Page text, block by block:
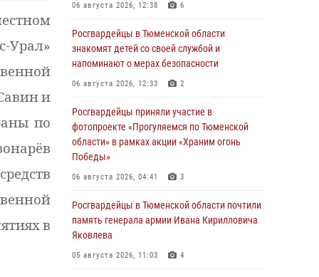
Урал»
и
по
в
06 августа 2026, 12:38 6
Росгвардейцы в Тюменской области
знакомят детей со своей службой и
напоминают о мерах безопасности
06 августа 2026, 12:33 2
Росгвардейцы приняли участие в
фотопроекте «Прогуляемся по Тюменской
области» в рамках акции «Храним огонь
Победы»
06 августа 2026, 04:41 3
Росгвардейцы в Тюменской области почтили
память генерала армии Ивана Кирилловича
Яковлева
05 августа 2026, 11:03 4